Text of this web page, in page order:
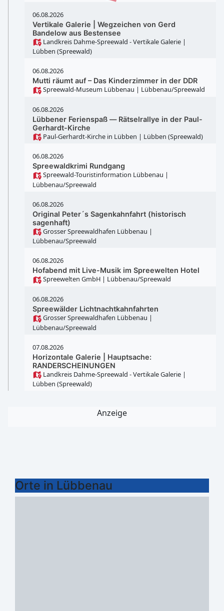
06.08.2026
Vertikale Galerie | Wegzeichen von Gerd
Bandelow aus Bestensee
Landkreis Dahme-Spreewald - Vertikale Galerie |
Lübben (Spreewald)
06.08.2026
Mutti räumt auf – Das Kinderzimmer in der DDR
Spreewald-Museum Lübbenau | Lübbenau/Spreewald
06.08.2026
Lübbener Ferienspaß ― Rätselrallye in der Paul-
Gerhardt-Kirche
Paul-Gerhardt-Kirche in Lübben | Lübben (Spreewald)
06.08.2026
Spreewaldkrimi Rundgang
Spreewald-Touristinformation Lübbenau |
Lübbenau/Spreewald
06.08.2026
Original Peter´s Sagenkahnfahrt (historisch
sagenhaft)
Grosser Spreewaldhafen Lübbenau |
Lübbenau/Spreewald
06.08.2026
Hofabend mit Live-Musik im Spreewelten Hotel
Spreewelten GmbH | Lübbenau/Spreewald
06.08.2026
Spreewälder Lichtnachtkahnfahrten
Grosser Spreewaldhafen Lübbenau |
Lübbenau/Spreewald
07.08.2026
Horizontale Galerie | Hauptsache:
RANDERSCHEINUNGEN
Landkreis Dahme-Spreewald - Vertikale Galerie |
Lübben (Spreewald)
Anzeige
Orte in Lübbenau